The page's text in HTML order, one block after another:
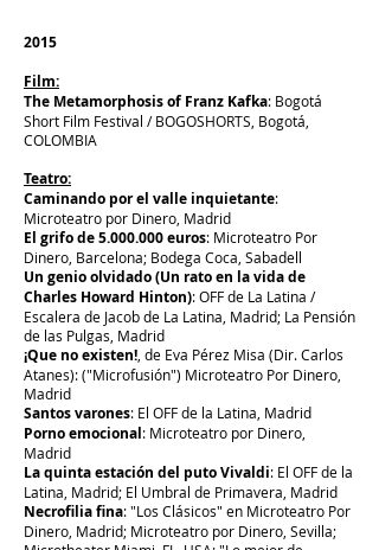
2015
Film:
The Metamorphosis of Franz Kafka: Bogotá
Short Film Festival / BOGOSHORTS, Bogotá,
COLOMBIA
Teatro:
Caminando por el valle inquietante:
Microteatro por Dinero, Madrid
El grifo de5.000.000euros: Microteatro Por
Dinero, Barcelona; Bodega Coca, Sabadell
Un genio olvidado (Un rato en la vida de
Charles Howard Hinton): OFF de La Latina /
Escalera de Jacob de La Latina, Madrid; La Pensión
de las Pulgas, Madrid
¡Que no existen! , de Eva Pérez Misa (Dir. Carlos
Atanes): ("Microfusión") Microteatro Por Dinero,
Madrid
Santos varones: El OFF de la Latina, Madrid
Porno emocional: Microteatro por Dinero,
Madrid
La quinta estación del puto Vivaldi: El OFF de la
Latina, Madrid; El Umbral de Primavera, Madrid
Necrofilia fina: "Los Clásicos" en Microteatro Por
Dinero, Madrid; Microteatro por Dinero, Sevilla;